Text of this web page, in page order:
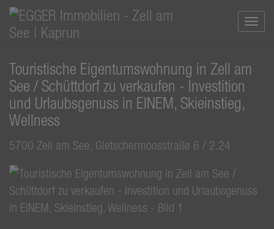
Touristische Eigentumswohnung in Zell am
See / Schüttdorf zu verkaufen - Investition
und Urlaubsgenuss in EINEM, Skieinstieg,
Wellness
5700 Zell am See, Gletschermoosstraße 6 / 2.24